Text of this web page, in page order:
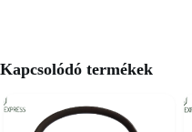
Kapcsolódó termékek